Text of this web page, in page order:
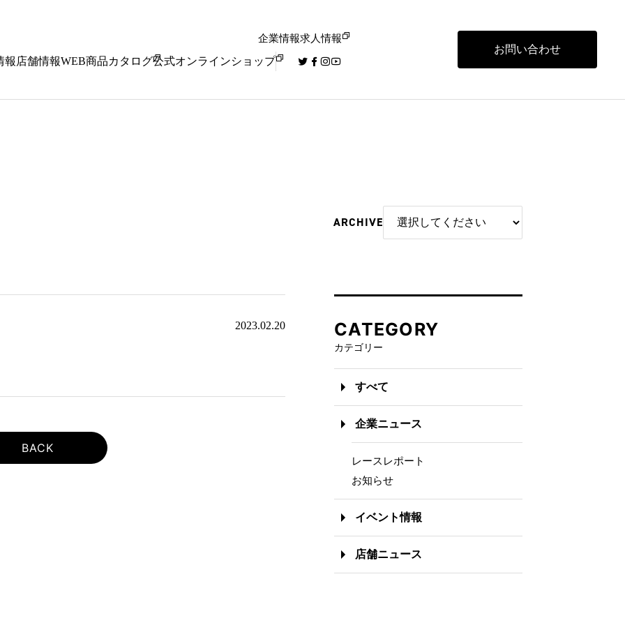
企業情報求人情報
報 店舗情報WEB商品カタログ公式オンラインショップ
お問い合わせ
ARCHIVE
2023.02.20
BACK
CATEGORY
カテゴリー
すべて
企業ニュース
レースレポート
お知らせ
イベント情報
店舗ニュース